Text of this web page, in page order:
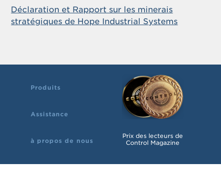
Déclaration et Rapport sur les minerais
stratégiques de Hope Industrial Systems
Produits
Assistance
à propos de nous
Prix des lecteurs de
Control Magazine